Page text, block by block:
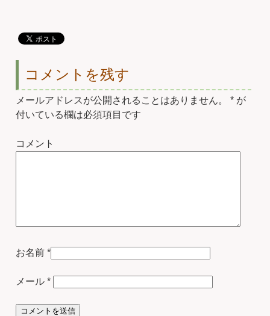
コメントを残す
メールアドレスが公開されることはありません。 * が
付いている欄は必須項目です
コメント
お名前 *
メール*